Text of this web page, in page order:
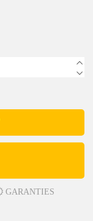
GARANTIES